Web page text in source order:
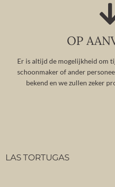
OP
Er is altijd de mogelijkheid om
schoonmaker of ander
bekend en we zullen zeker
LAS TORTUGAS